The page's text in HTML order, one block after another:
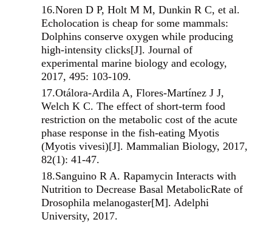
16.Noren D P, Holt M M, Dunkin R C, et al.
Echolocation is cheap for some mammals:
Dolphins conserve oxygen while producing
high-intensity clicks[J]. Journal of
experimental marine biology and ecology,
2017, 495: 103-109.
17.Otálora-Ardila A, Flores-Martínez J J,
Welch K C. The effect of short-term food
restriction on the metabolic cost of the acute
phase response in the fish-eating Myotis
(Myotis vivesi)[J]. Mammalian Biology, 2017,
82(1): 41-47.
18.Sanguino R A. Rapamycin Interacts with
Nutrition to Decrease Basal MetabolicRate of
Drosophila melanogaster[M]. Adelphi
University, 2017.